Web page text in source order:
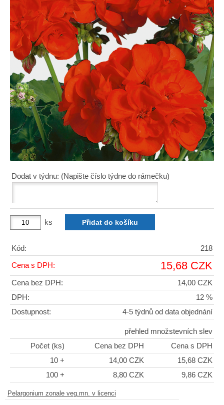
Dodat v týdnu: (Napište číslo týdne do rámečku)
ks
Kód: 218
Cena s DPH: 15,68 CZK
Cena bez DPH:
14,00 CZK
DPH:
12 %
Dostupnost:
4-5 týdnů od data objednání
přehled množstevních slev
Počet (ks)
Cena bez DPH
Cena s DPH
10 +
14,00 CZK
15,68 CZK
100 +
8,80 CZK 9,86 CZK
Pelargonium zonale veg.mn. v licenci